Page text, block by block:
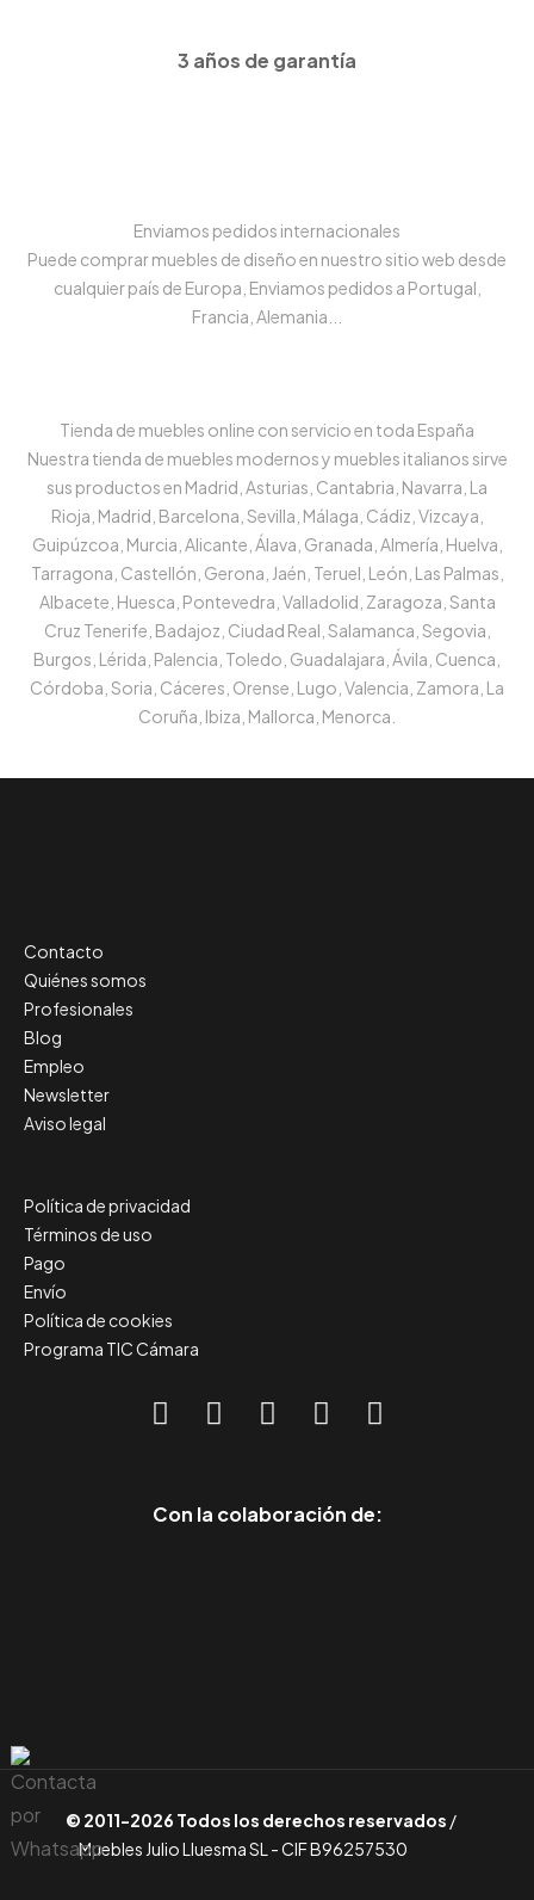
3 años de garantía
Enviamos pedidos internacionales
Puede comprar muebles de diseño en nuestro sitio web desde
cualquier país de Europa, Enviamos pedidos a Portugal,
Francia, Alemania...
Tienda de muebles online con servicio en toda España
Nuestra tienda de muebles modernos y muebles italianos sirve
sus productos en Madrid, Asturias, Cantabria, Navarra, La
Rioja, Madrid, Barcelona, Sevilla, Málaga, Cádiz, Vizcaya,
Guipúzcoa, Murcia, Alicante, Álava, Granada, Almería, Huelva,
Tarragona, Castellón, Gerona, Jaén, Teruel, León, Las Palmas,
Albacete, Huesca, Pontevedra, Valladolid, Zaragoza, Santa
Cruz Tenerife, Badajoz, Ciudad Real, Salamanca, Segovia,
Burgos, Lérida, Palencia, Toledo, Guadalajara, Ávila, Cuenca,
Córdoba, Soria, Cáceres, Orense, Lugo, Valencia, Zamora, La
Coruña, Ibiza, Mallorca, Menorca.
Contacto
Quiénes somos
Profesionales
Blog
Empleo
Newsletter
Aviso legal
Política de privacidad
Términos de uso
Pago
Envío
Política de cookies
Programa TIC Cámara
Con la colaboración de:
© 2011-2026 Todos los derechos reservados /
Muebles Julio Lluesma SL - CIF B96257530